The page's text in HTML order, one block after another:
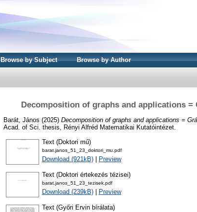
Browse by Subject Browse by Author
Decomposition of graphs and applications =
Barát, János (2025) Decomposition of graphs and applications =
Acad. of Sci. thesis, Rényi Alfréd Matematikai Kutatóintézet.
Text (Doktori mű)
barat.janos_51_23_doktori_mu.pdf
Download (921kB) Preview
Text (Doktori értekezés tézisei)
barat.janos_51_23_tezisek.pdf
Download (239kB) Preview
Text (Győri Ervin bírálata)